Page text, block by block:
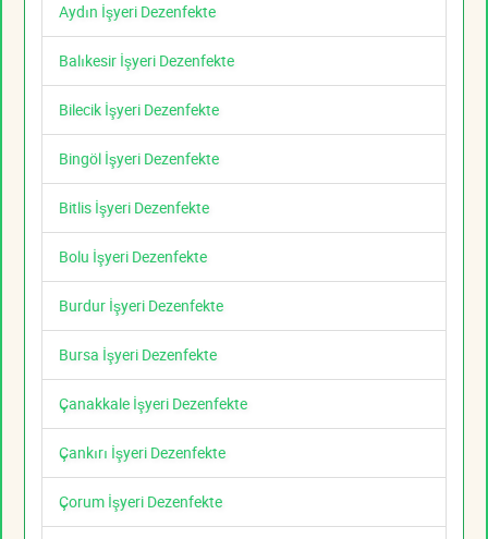
Aydın İşyeri Dezenfekte
Balıkesir İşyeri Dezenfekte
Bilecik İşyeri Dezenfekte
Bingöl İşyeri Dezenfekte
Bitlis İşyeri Dezenfekte
Bolu İşyeri Dezenfekte
Burdur İşyeri Dezenfekte
Bursa İşyeri Dezenfekte
Çanakkale İşyeri Dezenfekte
Çankırı İşyeri Dezenfekte
Çorum İşyeri Dezenfekte